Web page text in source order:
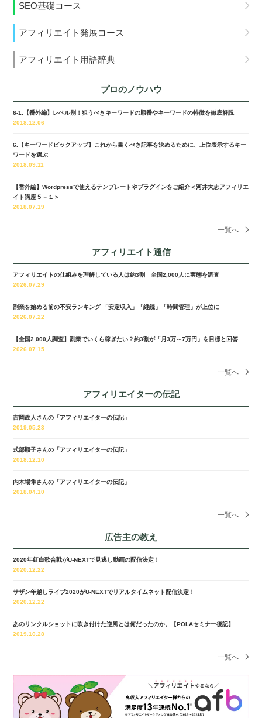
SEO基礎コース
アフィリエイト発展コース
アフィリエイト用語辞典
プロのノウハウ
6-1.【番外編】レベル別！狙うべきキーワードの順番やキーワードの特徴を徹底解説
2018.12.06
6.【キーワードピックアップ】これから書くべき記事を決めるために、上位表示するキー
ワードを選ぶ
2018.09.11
【番外編】Wordpressで使えるテンプレートやプラグインをご紹介＜河井大志アフィリエ
イト講座５－１＞
2018.07.19
一覧へ
アフィリエイト通信
アフィリエイトの仕組みを理解している人は約3割 全国2,000人に実態を調査
2026.07.29
副業を始める前の不安ランキング 「安定収入」「継続」「時間管理」が上位に
2026.07.22
【全国2,000人調査】副業でいくら稼ぎたい？約3割が「月3万～7万円」を目標と回答
2026.07.15
一覧へ
アフィリエイターの伝記
吉岡政人さんの「アフィリエイターの伝記」
2019.05.23
式部順子さんの「アフィリエイターの伝記」
2018.12.10
内木場隼さんの「アフィリエイターの伝記」
2018.04.10
一覧へ
広告主の教え
2020年紅白歌合戦がU-NEXTで見逃し動画の配信決定！
2020.12.22
サザン年越しライブ2020がU-NEXTでリアルタイムネット配信決定！
2020.12.22
あのリンクルショットに吹き付けた逆風とは何だったのか。【POLAセミナー後記】
2019.10.28
一覧へ